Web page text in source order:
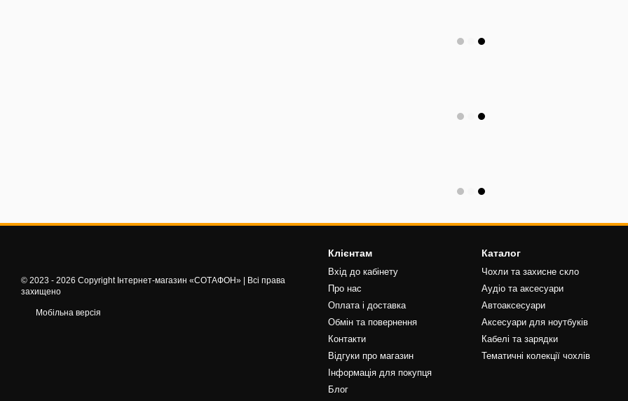
© 2023 - 2026 Copyright Інтернет-магазин «СОТАФОН» | Всі права
захищено
Мобільна версія
Клієнтам
Вхід до кабінету
Про нас
Оплата і доставка
Обмін та повернення
Контакти
Відгуки про магазин
Інформація для покупця
Блог
Каталог
Чохли та захисне скло
Аудіо та аксесуари
Автоаксесуари
Аксесуари для ноутбуків
Кабелі та зарядки
Тематичні колекції чохлів